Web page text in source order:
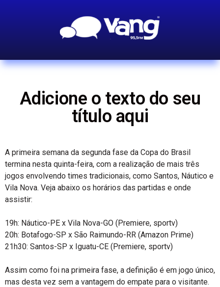
Adicione o texto do seu
título aqui
A primeira semana da segunda fase da Copa do Brasil
termina nesta quinta-feira, com a realização de mais três
jogos envolvendo times tradicionais, como Santos, Náutico e
Vila Nova. Veja abaixo os horários das partidas e onde
assistir:
19h: Náutico-PE x Vila Nova-GO (Premiere, sportv)
20h: Botafogo-SP x São Raimundo-RR (Amazon Prime)
21h30: Santos-SP x Iguatu-CE (Premiere, sportv)
Assim como foi na primeira fase, a definição é em jogo único,
mas desta vez sem a vantagem do empate para o visitante.